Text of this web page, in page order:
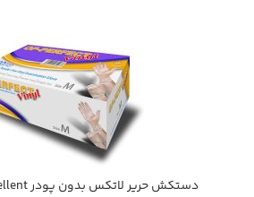
دستكش حرير لاتكس بدون پودر OP-Excellent سايز M